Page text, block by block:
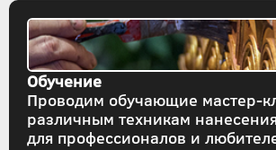
Обучение
Проводим обучающие мастер-
различным техникам
для профессионалов и